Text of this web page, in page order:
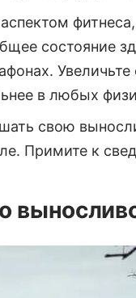
фитнеса,
состояние
в любых
свою
Примите к